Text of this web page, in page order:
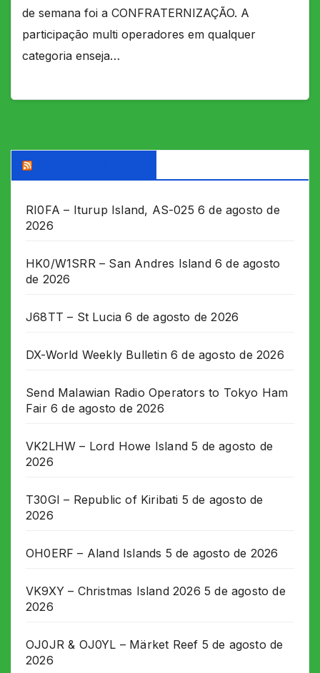
de semana foi a CONFRATERNIZAÇÃO. A
participação multi operadores em qualquer
categoria enseja…
RI0FA – Iturup Island, AS-025 6 de agosto de
2026
HK0/W1SRR – San Andres Island 6 de agosto
de 2026
J68TT – St Lucia 6 de agosto de 2026
DX-World Weekly Bulletin 6 de agosto de 2026
Send Malawian Radio Operators to Tokyo Ham
Fair 6 de agosto de 2026
VK2LHW – Lord Howe Island 5 de agosto de
2026
T30GI – Republic of Kiribati 5 de agosto de
2026
OH0ERF – Aland Islands 5 de agosto de 2026
VK9XY – Christmas Island 2026 5 de agosto de
2026
OJ0JR & OJ0YL – Märket Reef 5 de agosto de
2026